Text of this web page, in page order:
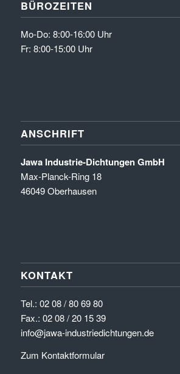
BÜROZEITEN
Mo-Do: 8:00-16:00 Uhr
Fr: 8:00-15:00 Uhr
ANSCHRIFT
Jawa Industrie-Dichtungen GmbH
Max-Planck-Ring 18
46049 Oberhausen
KONTAKT
Tel.: 02 08 / 80 69 80
Fax.: 02 08 / 20 15 39
info@jawa-industriedichtungen.de
Zum Kontaktformular